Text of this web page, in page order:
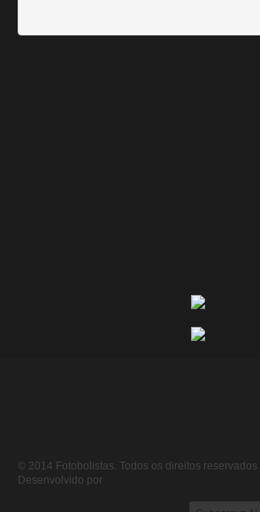
© 2014 Fotobolistas. Todos os direitos reservados.
Desenvolvido por